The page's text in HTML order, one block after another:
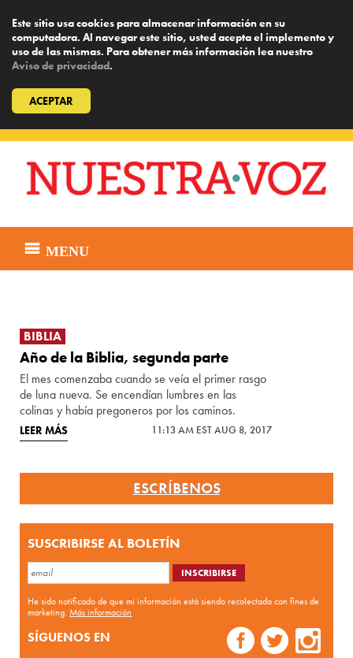
Este sitio usa cookies para almacenar información en su
computadora. Al navegar este sitio, usted acepta el implemento y
uso de las mismas. Para obtener más información lea nuestro
Aviso de privacidad.
ACEPTAR
content
MENU
BIBLIA
Año de la Biblia, segunda parte
El mes comenzaba cuando se veía el primer rasgo
de luna nueva. Se encendían lumbres en las
colinas y había pregoneros por los caminos.
LEER MÁS 11:13 AM EST AUG 8, 2017
ESCRÍBENOS
SUSCRIBIRSE AL BOLETÍN
He sido notificado de que mi información está siendo recolectada con fines de
marketing.Más información
SÍGUENOS EN